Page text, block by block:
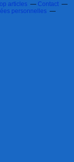
articles
Contact
personnelles